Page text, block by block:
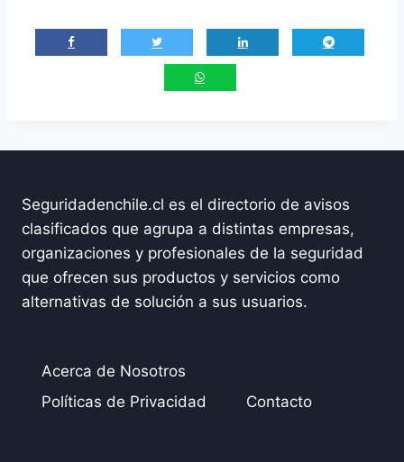
Seguridadenchile.cl es el directorio de avisos
clasificados que agrupa a distintas empresas,
organizaciones y profesionales de la seguridad
que ofrecen sus productos y servicios como
alternativas de solución a sus usuarios.
Acerca de Nosotros
Políticas de Privacidad
Contacto